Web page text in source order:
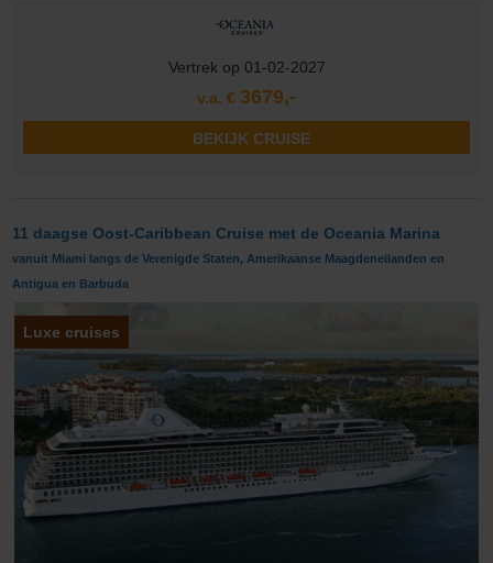
Vertrek op 01-02-2027
v.a. € 3679,-
BEKIJK CRUISE
11 daagse Oost-Caribbean Cruise met de Oceania Marina
vanuit Miami langs de Verenigde Staten, Amerikaanse Maagdeneilanden en
Antigua en Barbuda
Luxe cruises